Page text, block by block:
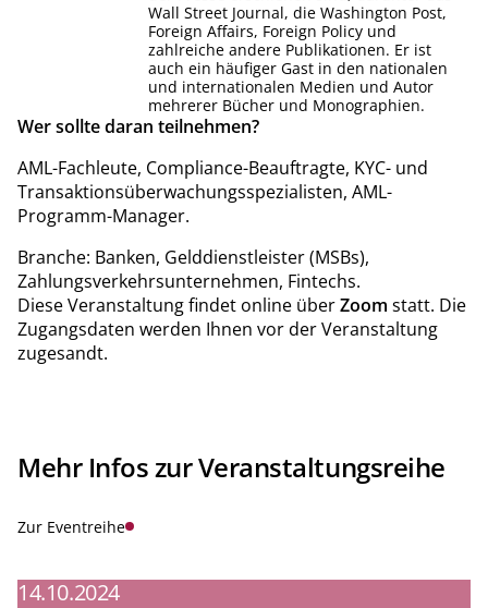
Wall Street Journal, die Washington Post,
Foreign Affairs, Foreign Policy und
zahlreiche andere Publikationen. Er ist
auch ein häufiger Gast in den nationalen
und internationalen Medien und Autor
mehrerer Bücher und Monographien.
Wer sollte daran teilnehmen?
AML-Fachleute, Compliance-Beauftragte, KYC- und
Transaktionsüberwachungsspezialisten, AML-
Programm-Manager.
Branche: Banken, Gelddienstleister (MSBs),
Zahlungsverkehrsunternehmen, Fintechs.
Diese Veranstaltung findet online überZoom statt. Die
Zugangsdaten werden Ihnen vor der Veranstaltung
zugesandt.
Mehr Infos zur Veranstaltungsreihe
Zur Eventreihe
14.10.2024